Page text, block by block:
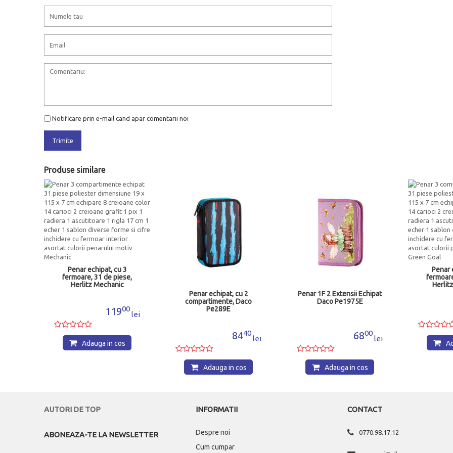
Notificare prin e-mail cand apar comentarii noi
Trimite
Produse similare
Penar echipat, cu 3
fermoare, 31 de piese,
Herlitz Mechanic
11900
lei
Adauga in cos
Penar echipat, cu 2
compartimente, Daco
Pe289E
8440
lei
Adauga in cos
Penar 1F 2 Extensii Echipat
Daco Pe1975E
6800
lei
Adauga in cos
Penar
AUTORI DE TOP
ABONEAZA-TE LA NEWSLETTER
INFORMATII
Despre noi
Cum cumpar
CONTACT
0770.98.17.12